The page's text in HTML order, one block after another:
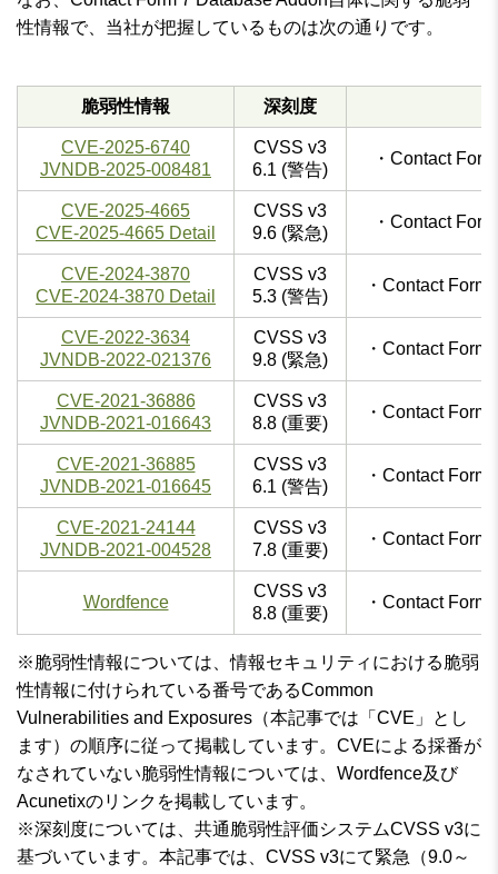
性情報で、当社が把握しているものは次の通りです。
脆弱性情報 深刻度
CVE-2025-6740
JVNDB-2025-008481
CVSS v3
6.1 (警告)
・Contact
CVE-2025-4665
CVE-2025-4665 Detail
CVSS v3
9.6 (緊急)
・Contact
CVE-2024-3870
CVE-2024-3870 Detail
CVSS v3
5.3 (警告)
・Contact
CVE-2022-3634
JVNDB-2022-021376
CVSS v3
9.8 (緊急)
・Contact
CVE-2021-36886
JVNDB-2021-016643
CVSS v3
8.8 (重要)
・Contact
CVE-2021-36885
JVNDB-2021-016645
CVSS v3
6.1 (警告)
・Contact
CVE-2021-24144
JVNDB-2021-004528
CVSS v3
7.8 (重要)
・Contact
Wordfence
CVSS v3
8.8 (重要)
・Contact
※脆弱性情報については、情報セキュリティにおける脆弱
性情報に付けられている番号であるCommon
Vulnerabilities and Exposures（本記事では「CVE」とし
ます）の順序に従って掲載しています。CVEによる採番が
なされていない脆弱性情報については、Wordfence及び
Acunetixのリンクを掲載しています。
※深刻度については、共通脆弱性評価システムCVSS v3に
基づいています。本記事では、CVSS v3にて緊急（9.0～